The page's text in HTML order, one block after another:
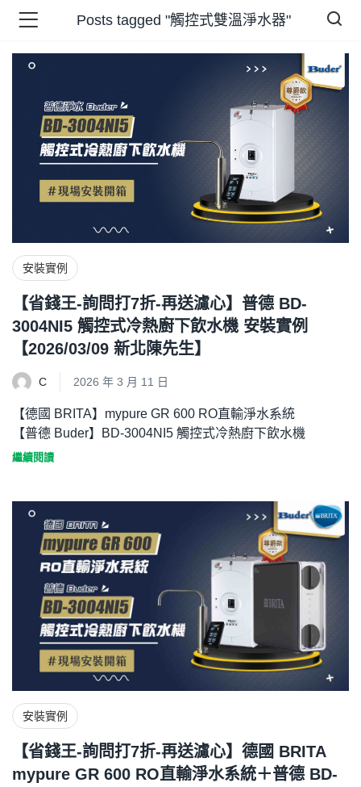
王 )
Posts tagged "觸控式雙溫淨水器"
安裝實例
【省錢王-詢問打7折-再送濾心】普德 BD-
3004NI5 觸控式冷熱廚下飲水機 安裝實例
【2026/03/09 新北陳先生】
C 2026 年 3 月 11 日
【德國 BRITA】mypure GR 600 RO直輸淨水系統
【普德 Buder】BD-3004NI5 觸控式冷熱廚下飲水機
繼續閱讀
安裝實例
【省錢王-詢問打7折-再送濾心】德國 BRITA
mypure GR 600 RO直輸淨水系統＋普德 BD-